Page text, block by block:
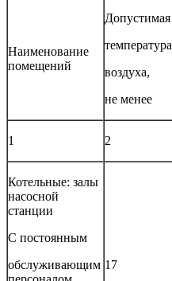
Наименование
помещений
Допустимая
температура
воздуха,
не менее
1 2
Котельные: залы
насосной
станции
С постоянным
обслуживающим 17